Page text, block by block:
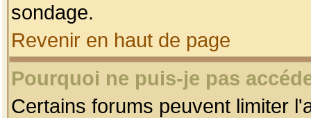
sondage.
Revenir en haut de page
Pourquoi ne puis-je pas
Certains forums peuvent limiter